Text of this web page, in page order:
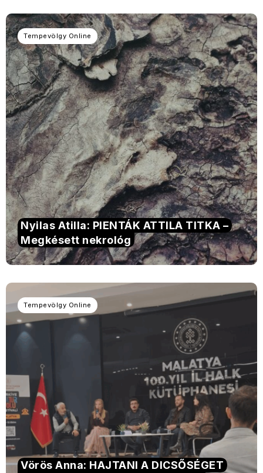
Tempevölgy Online
Nyilas Atilla: PIENTÁK ATTILA TITKA –
Megkésett nekrológ
Tempevölgy Online
Vörös Anna: HAJTANI A DICSŐSÉGET